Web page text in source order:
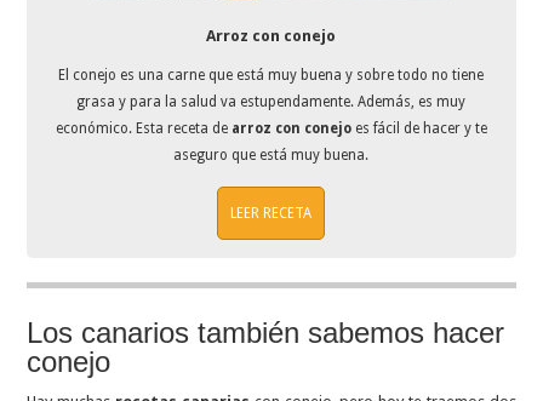
Arroz con conejo
El conejo es una carne que está muy buena y sobre todo no tiene
grasa y para la salud va estupendamente. Además, es muy
económico. Esta receta de arroz con conejoes fácil de hacer y te
aseguro que está muy buena.
LEER RECETA
Los canarios también sabemos hacer
conejo